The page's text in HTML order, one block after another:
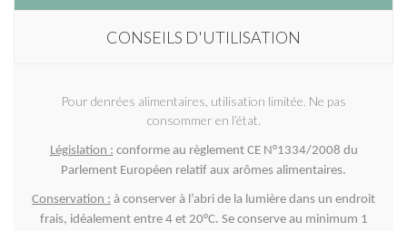
CONSEILS D'UTILISATION
Pour denrées alimentaires, utilisation limitée. Ne pas
consommer en l’état.
Législation : conforme au règlement CE N°1334/2008 du
Parlement Européen relatif aux arômes alimentaires.
Conservation : à conserver à l’abri de la lumière dans un endroit
frais, idéalement entre 4 et 20°C. Se conserve au minimum 1